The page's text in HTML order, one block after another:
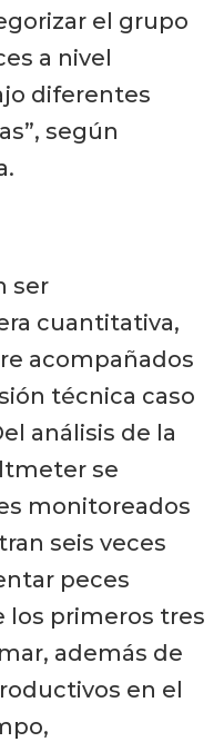
el grupo
a nivel
diferentes
según
ser
cuantitativa,
acompañados
técnica caso
análisis de la
se
monitoreados
seis veces
peces
los primeros tres
además de
en el